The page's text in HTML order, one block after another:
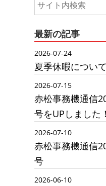
最新の記事
2026-07-24
夏季休暇について
2026-07-15
赤松事務機通信
号をUPしました！
2026-07-10
赤松事務機通信
号
2026-06-10